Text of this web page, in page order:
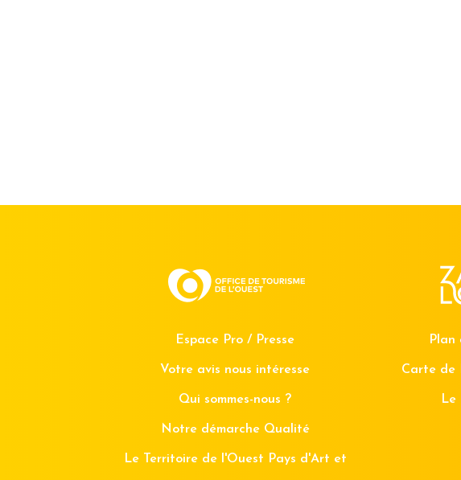
Espace Pro / Presse
Votre avis nous intéresse
Qui sommes-nous ?
Notre démarche Qualité
Le Territoire de l'Ouest Pays d'Art et
Plan
Carte de
Le